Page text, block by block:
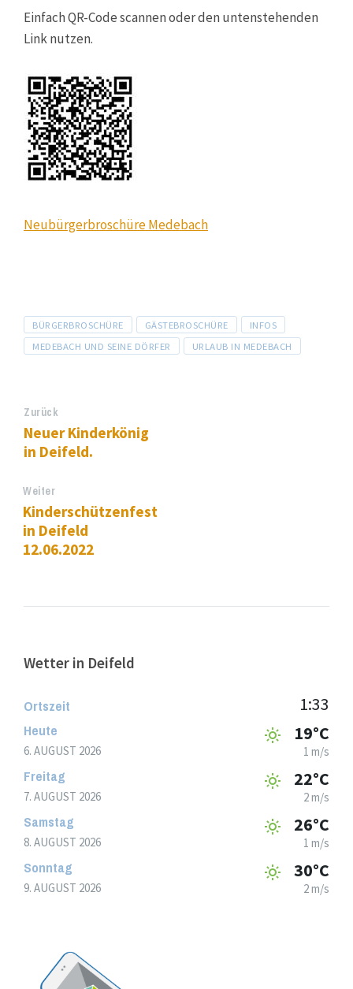
Einfach QR-Code scannen oder den untenstehenden
Link nutzen.
Neubürgerbroschüre Medebach
Tags
BÜRGERBROSCHÜRE GÄSTEBROSCHÜRE
INFOS
MEDEBACH UND SEINE DÖRFER
URLAUB IN MEDEBACH
Zurück
Neuer Kinderkönig
in Deifeld.
Weiter
Kinderschützenfest
in Deifeld
12.06.2022
Wetter in Deifeld
Ortszeit 1:33
Heute
6. AUGUST 2026
19°C
1 m/s
Freitag
7. AUGUST 2026
22°C
2 m/s
Samstag
8. AUGUST 2026
26°C
1 m/s
Sonntag
9. AUGUST 2026
30°C
2 m/s